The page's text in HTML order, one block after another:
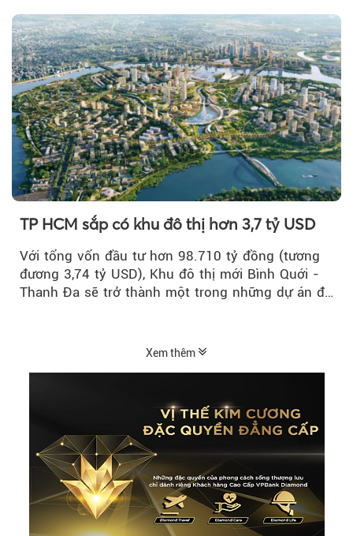
TP HCM sắp có khu đô thị hơn 3,7 tỷ USD
Với tổng vốn đầu tư hơn 98.710 tỷ đồng (tương
đương 3,74 tỷ USD), Khu đô thị mới Bình Quới -
Thanh Đa sẽ trở thành một trong những dự án đô
Xem thêm